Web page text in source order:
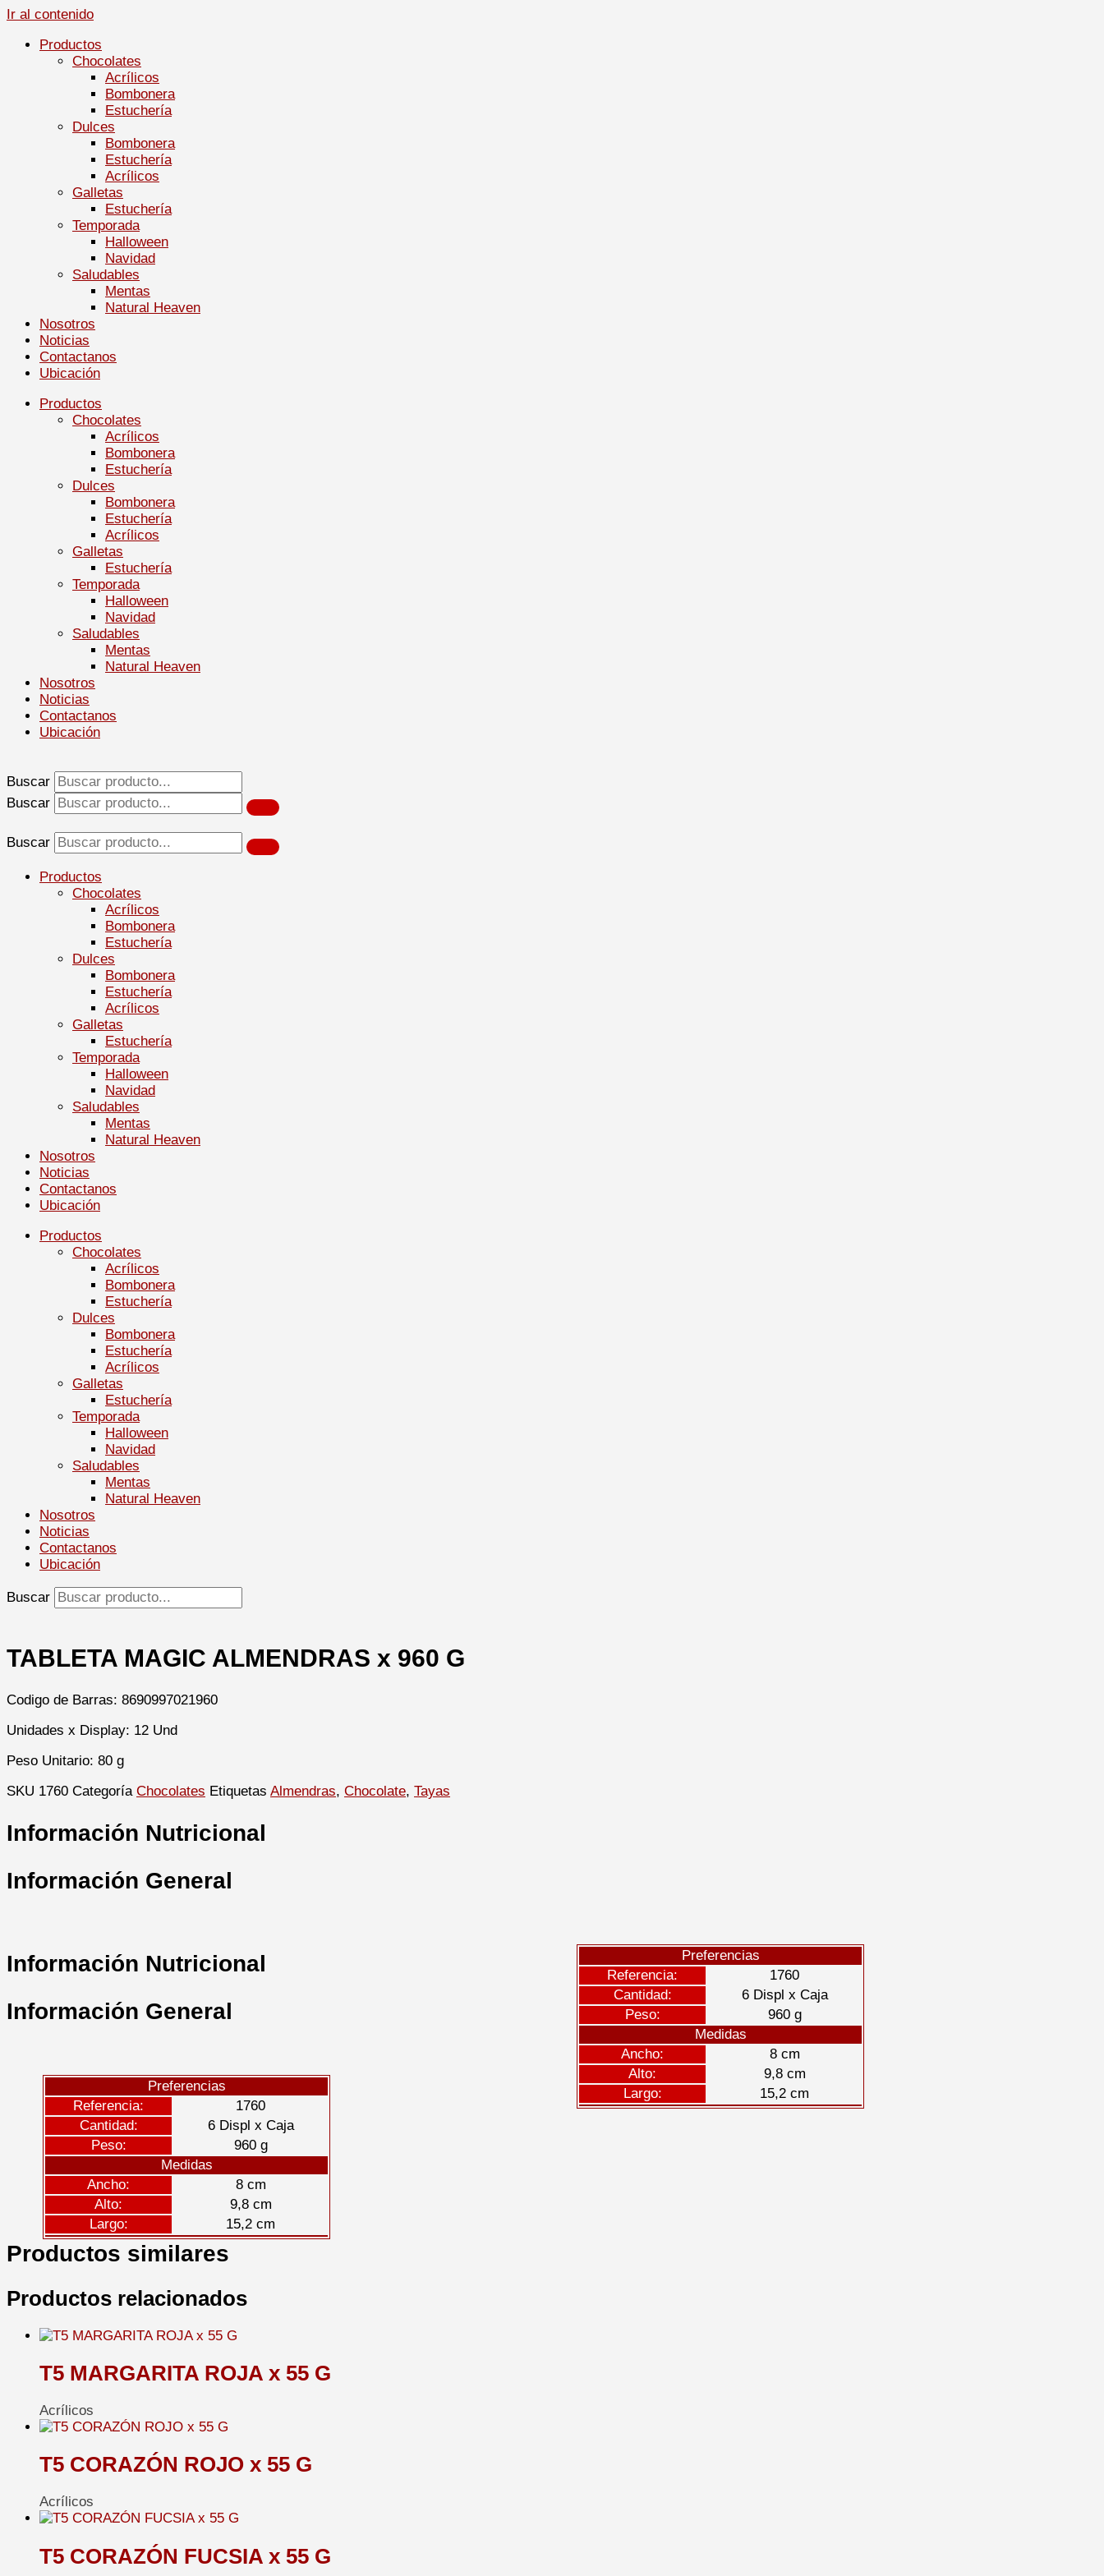
Ir al contenido
Productos
Chocolates
Acrílicos
Bombonera
Estuchería
Dulces
Bombonera
Estuchería
Acrílicos
Galletas
Estuchería
Temporada
Halloween
Navidad
Saludables
Mentas
Natural Heaven
Nosotros
Noticias
Contactanos
Ubicación
Productos
Chocolates
Acrílicos
Bombonera
Estuchería
Dulces
Bombonera
Estuchería
Acrílicos
Galletas
Estuchería
Temporada
Halloween
Navidad
Saludables
Mentas
Natural Heaven
Nosotros
Noticias
Contactanos
Ubicación
Buscar
Buscar
Buscar
Productos
Chocolates
Acrílicos
Bombonera
Estuchería
Dulces
Bombonera
Estuchería
Acrílicos
Galletas
Estuchería
Temporada
Halloween
Navidad
Saludables
Mentas
Natural Heaven
Nosotros
Noticias
Contactanos
Ubicación
Productos
Chocolates
Acrílicos
Bombonera
Estuchería
Dulces
Bombonera
Estuchería
Acrílicos
Galletas
Estuchería
Temporada
Halloween
Navidad
Saludables
Mentas
Natural Heaven
Nosotros
Noticias
Contactanos
Ubicación
Buscar
TABLETA MAGIC ALMENDRAS x 960 G
Codigo de Barras: 8690997021960
Unidades x Display: 12 Und
Peso Unitario: 80 g
SKU 1760 Categoría Chocolates Etiquetas Almendras, Chocolate, Tayas
Información Nutricional
Información General
Preferencias
Referencia:
1760
Cantidad:
6 Displ x Caja
Peso:
960 g
Medidas
Ancho:
8 cm
Alto:
9,8 cm
Largo:
15,2 cm
Información Nutricional
Información General
Preferencias
Referencia:
1760
Cantidad:
6 Displ x Caja
Peso:
960 g
Medidas
Ancho:
8 cm
Alto:
9,8 cm
Largo:
15,2 cm
Productos similares
Productos relacionados
T5 MARGARITA ROJA x 55 G
Acrílicos
T5 CORAZÓN ROJO x 55 G
Acrílicos
T5 CORAZÓN FUCSIA x 55 G